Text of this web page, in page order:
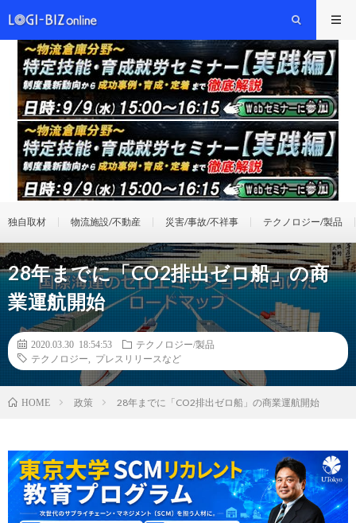
独自取材 物流施設/不動産 災害/事故/不祥事 テクノロジー/製品
28年までに「CO2排出ゼロ船」の商
業運航開始
2020.03.30 18:54:53
テクノロジー/製品
テクノロジー
プレスリリースなど
HOME 政策 28年までに「CO2排出ゼロ船」の商業運航開始